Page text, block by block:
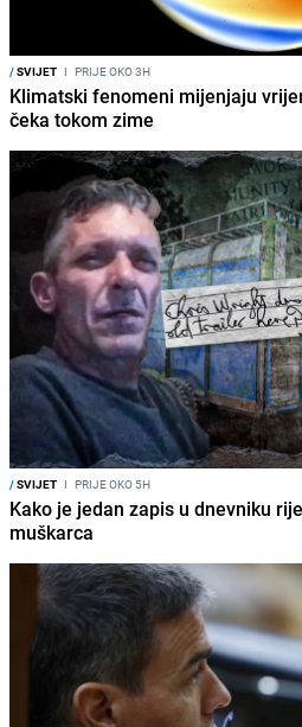
/SVIJET I PRIJE OKO 3H
Klimatski fenomeni mijenjaju
čeka tokom zime
/SVIJET I PRIJE OKO 5H
Kako je jedan zapis u dnevniku
muškarca